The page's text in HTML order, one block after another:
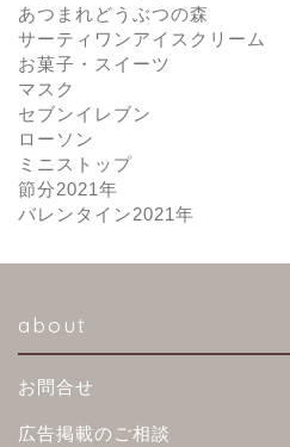
あつまれどうぶつの森
サーティワンアイスクリーム
お菓子・スイーツ
マスク
セブンイレブン
ローソン
ミニストップ
節分2021年
バレンタイン2021年
about
お問合せ
広告掲載のご相談